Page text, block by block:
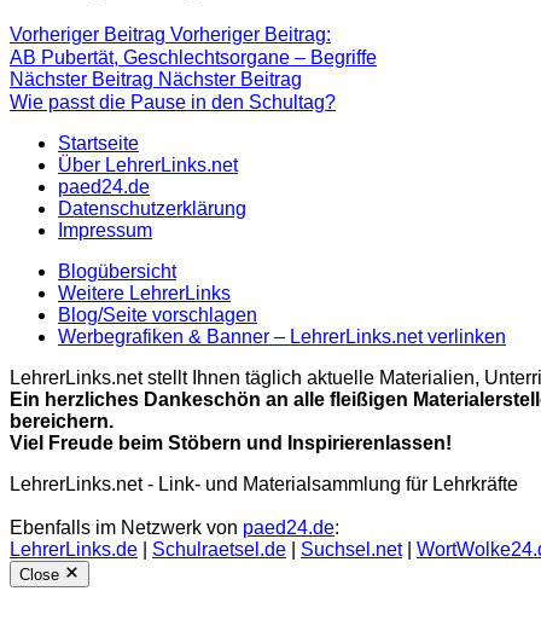
Vorheriger Beitrag Vorheriger Beitrag:
AB Pubertät, Geschlechtsorgane – Begriffe
Nächster Beitrag Nächster Beitrag
Wie passt die Pause in den Schultag?
Startseite
Über LehrerLinks.net
paed24.de
Datenschutzerklärung
Impressum
Blogübersicht
Weitere LehrerLinks
Blog/Seite vorschlagen
Werbegrafiken & Banner – LehrerLinks.net verlinken
LehrerLinks.net stellt Ihnen täglich aktuelle Materialien,
Ein herzliches Dankeschön an alle fleißigen
bereichern.
Viel Freude beim Stöbern und Inspirierenlassen!
LehrerLinks.net - Link- und Materialsammlung für Lehrkräfte
Ebenfalls im Netzwerk von paed24.de:
LehrerLinks.de
Schulraetsel.de Suchsel.net|
Close